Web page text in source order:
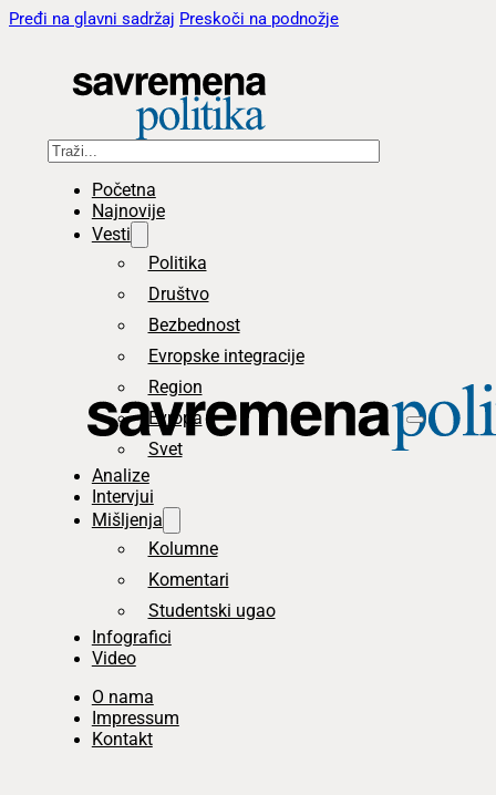
Pređi na glavni sadržaj Preskoči na podnožje
Pretraga
Početna
Najnovije
Vesti
Politika
Društvo
Bezbednost
Evropske integracije
Region
Evropa
Svet
Analize
Intervjui
Mišljenja
Kolumne
Komentari
Studentski ugao
Infografici
Video
O nama
Impressum
Kontakt